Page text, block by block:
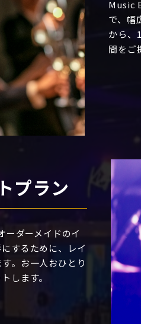
Music
で、幅
から、
間をご
プラン
ーダーメイドのイ
するために、レイ
。お一人おひとり
します。